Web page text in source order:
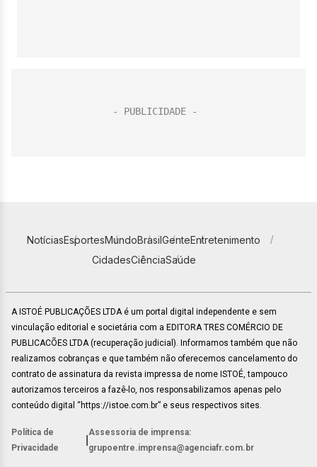
NotíciasEsportesMundoBrasilGenteEntretenimento
CidadesCiênciaSaúde
A ISTOÉ PUBLICAÇÕES LTDA é um portal digital independente e sem
vinculação editorial e societária com a EDITORA TRES COMÉRCIO DE
PUBLICACÕES LTDA (recuperação judicial). Informamos também que não
realizamos cobranças e que também não oferecemos cancelamento do
contrato de assinatura da revista impressa de nome ISTOÉ, tampouco
autorizamos terceiros a fazê-lo, nos responsabilizamos apenas pelo
conteúdo digital “https://istoe.com.br” e seus respectivos sites.
Política de
Privacidade
Assessoria de imprensa:
grupoentre.imprensa@agenciafr.com.br